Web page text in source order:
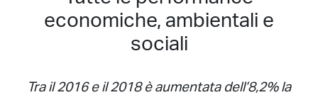
economiche, ambientali e
sociali
Tra il 2016 e il 2018 è aumentata dell’8,2% la